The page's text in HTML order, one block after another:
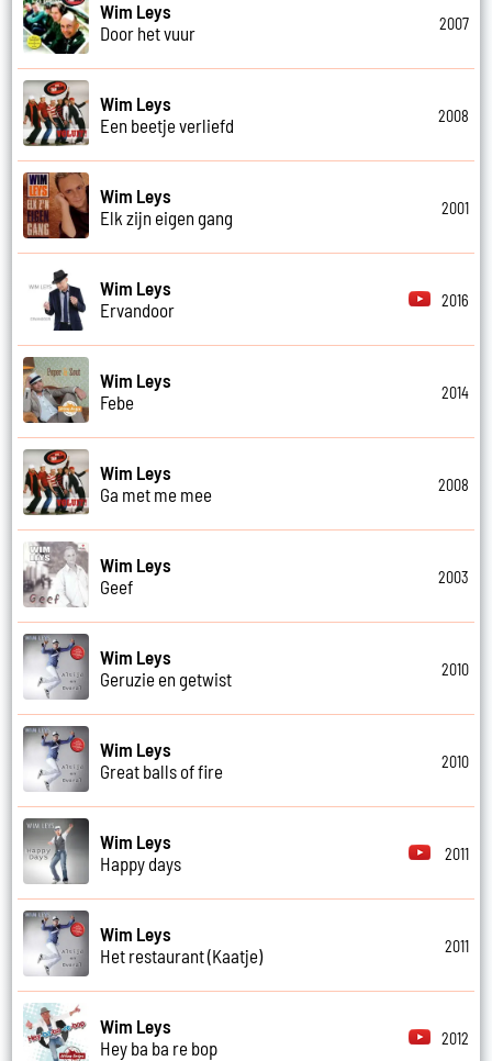
Wim Leys
Door het vuur
2007
Wim Leys
Een beetje verliefd
2008
Wim Leys
Elk zijn eigen gang
2001
Wim Leys
Ervandoor
2016
Wim Leys
Febe
2014
Wim Leys
Ga met me mee
2008
Wim Leys
Geef
2003
Wim Leys
Geruzie en getwist
2010
Wim Leys
Great balls of fire
2010
Wim Leys
Happy days
2011
Wim Leys
Het restaurant (Kaatje)
2011
Wim Leys
Hey ba ba re bop
2012